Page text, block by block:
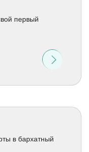
первый
в бархатный